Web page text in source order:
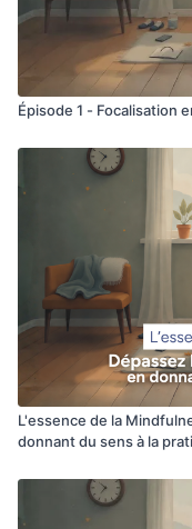
Épisode 1 - Focalisation
L'essence de la
donnant du sens à la